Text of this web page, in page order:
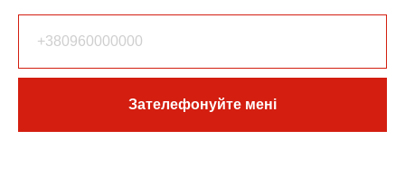
Зателефонуйте мені